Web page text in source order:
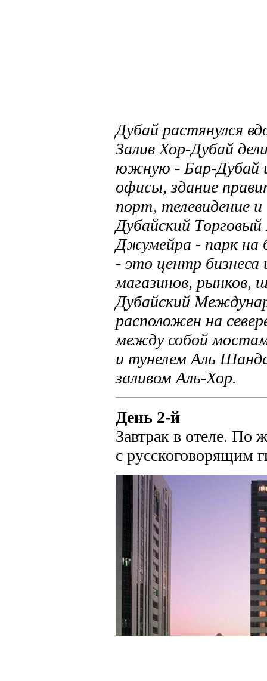
Дубай растянулся
Залив Хор-Дубай
южную - Бар-Дубай
офисы, здание
порт, телевидение
Дубайский
Джумейра - парк на
- это центр
магазинов, рынков,
Дубайский
расположен на
между собой
и тунелем Аль
заливом Аль-Хор.
День 2-й
Завтрак в отеле. По
с русскоговорящим